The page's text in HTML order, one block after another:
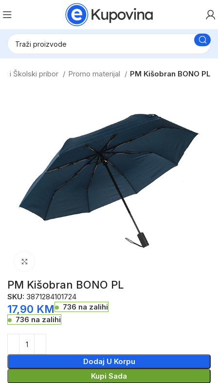
i Školski pribor Promo materijal PM Kišobran BONO PL
PM Kišobran BONO PL
SKU: 3871284101724
17,90 KM
736 na zalihi
736 na zalihi
Dodaj U Korpu
Kupi Sada